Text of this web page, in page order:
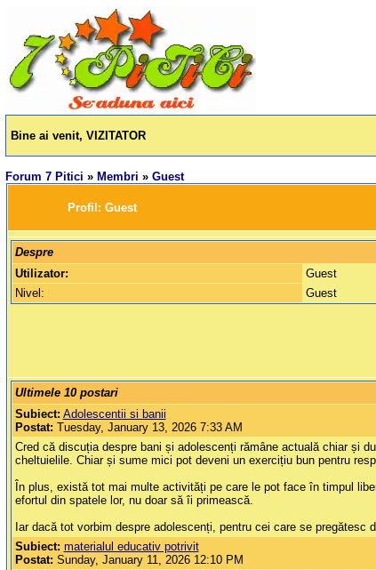
Bine ai venit, VIZITATOR
Forum 7 Pitici » Membri »Guest
		Profil:
Guest
Despre
Utilizator:
Guest
Nivel:
Guest
Ultimele 10 postari
Subiect: Adolescentii si banii
Postat: Tuesday, January 13, 2026 7:33 AM
Cred că discuția despre bani și adolescenți rămâne actuală chiar și
cheltuielile. Chiar și sume mici pot deveni un exercițiu bun pentru
În plus, există tot mai multe activități pe care le pot face în timpul
efortul din spatele lor, nu doar să îi primească.
Iar dacă tot vorbim despre adolescenți, pentru cei care se
Subiect: materialul educativ potrivit
Postat: Sunday, January 11, 2026 12:10 PM